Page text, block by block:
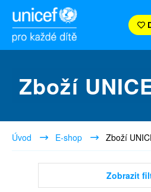
Zboží
Úvod E-shop Zboží
Zobrazit